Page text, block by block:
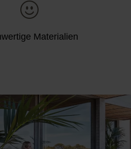
Materialien